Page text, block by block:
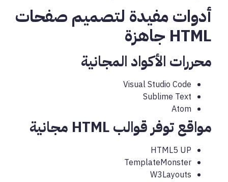
أدوات مفيدة لتصميم صفحات
HTML جاهزة
محررات الأكواد المجانية
Visual Studio Code
Sublime Text
Atom
مواقع توفر قوالب HTML مجانية
HTML5 UP
TemplateMonster
W3Layouts